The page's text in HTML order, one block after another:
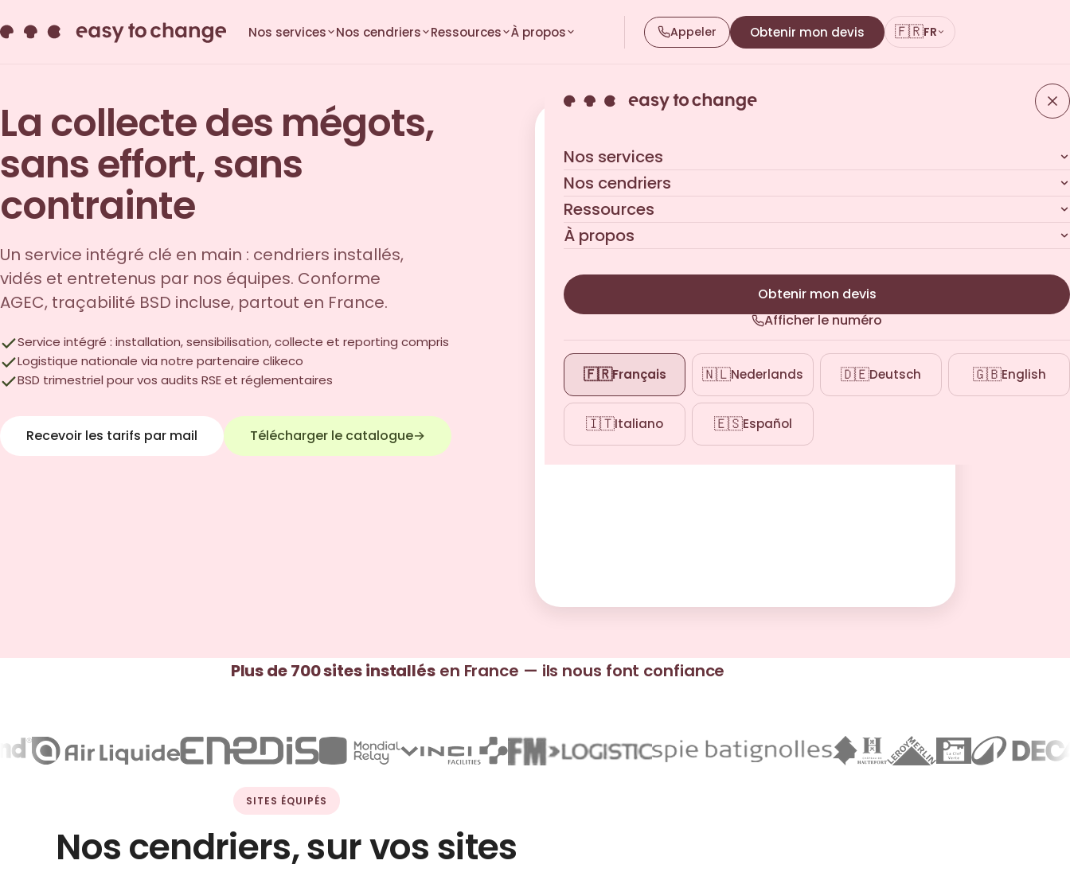
Nos services Nos cendriers Ressources À propos Appeler Obtenir mon devis 🇫🇷FR
Nos services
Nos cendriers
Ressources
À propos
Obtenir mon devis
Afficher le numéro
🇫🇷Français 🇳🇱Nederlands 🇩🇪Deutsch 🇬🇧English
🇮🇹Italiano 🇪🇸Español
La collecte des mégots,
sans effort, sans
contrainte
Un service intégré clé en main : cendriers installés,
vidés et entretenus par nos équipes. Conforme
AGEC, traçabilité BSD incluse, partout en France.
Service intégré : installation, sensibilisation, collecte et reporting compris
Logistique nationale via notre partenaire clikeco
BSD trimestriel pour vos audits RSE et réglementaires
Recevoir les tarifs par mail Télécharger le catalogue→
Réponse sous 24h ouvrées · Sans engagement
Plus de 700 sites installésen France — ils nous font confiance
SITES ÉQUIPÉS
Nos cendriers, sur vos sites